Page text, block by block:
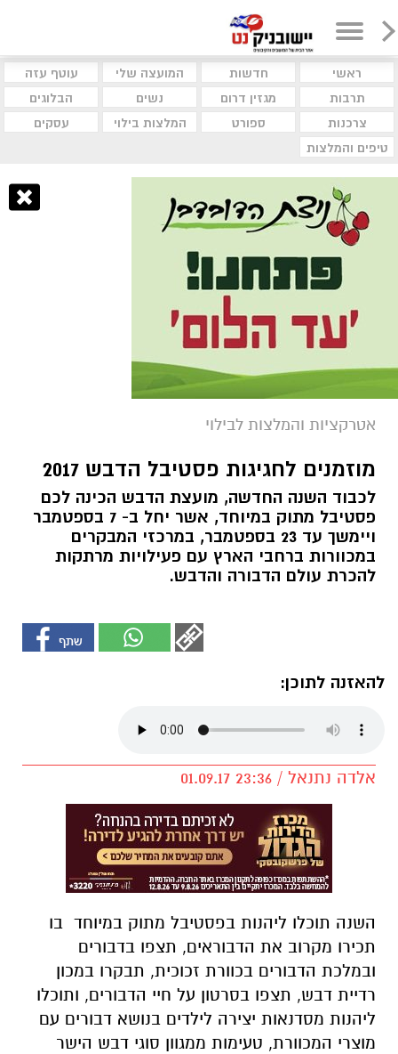
ראשי חדשות המועצה שלי
עוטף עזה
תרבות
מגזין דרום נשים
הבלוגים
צרכנות
ספורט המלצות בילוי
עסקים
טיפים והמלצות
אטרקציות והמלצות לבילוי
מוזמנים לחגיגות פסטיבל הדבש 2017
לכבוד השנה החדשה, מועצת הדבש הכינה לכם
פסטיבל מתוק במיוחד, אשר יחל ב- 7 בספטמבר
ויימשך עד 23 בספטמבר, במרכזי המבקרים
במכוורות ברחבי הארץ עם פעילויות מרתקות
להכרת עולם הדבורה והדבש.
להאזנה לתוכן:
אלדה נתנאל / 23:36 01.09.17
השנה תוכלו ליהנות בפסטיבל מתוק במיוחד בו
תכירו מקרוב את הדבוראים, תצפו בדבורים
ובמלכת הדבורים בכוורת זכוכית, תבקרו במכון
רדיית דבש, תצפו בסרטון על חיי הדבורים, ותוכלו
ליהנות מסדנאות יצירה לילדים בנושא דבורים עם
מוצרי המכוורת, טעימות ממגוון סוגי דבש הישר